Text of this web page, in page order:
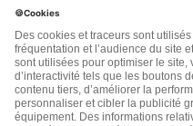
jamais échangée. Pour